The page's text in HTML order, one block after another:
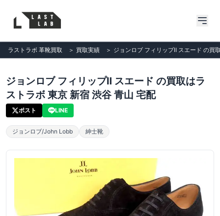
ラストラボ 革靴買取 ＞ 買取実績 ＞ ジョンロブ フィリップⅡ スエード の買
ジョンロブ フィリップⅡ スエード の買取はラ
ストラボ 東京 新宿 渋谷 青山 宅配
ポスト LINE
ジョンロブ/John Lobb 紳士靴